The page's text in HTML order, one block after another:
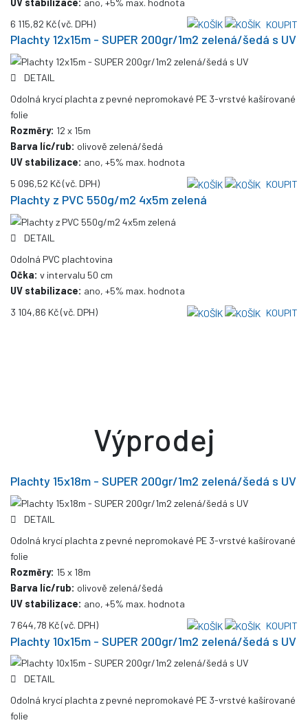
6 115,82 Kč(vč. DPH) KOUPIT
Plachty 12x15m - SUPER 200gr/1m2 zelená/šedá s UV
DETAIL
Odolná krycí plachta z pevné nepromokavé PE 3-vrstvé kašírované
folie
Rozměry: 12 x 15m
Barva líc/rub: olivově zelená/šedá
UV stabilizace: ano, +5% max. hodnota
5 096,52 Kč(vč. DPH) KOUPIT
Plachty z PVC 550g/m2 4x5m zelená
DETAIL
Odolná PVC plachtovina
Očka: v intervalu 50 cm
UV stabilizace: ano, +5% max. hodnota
3 104,86 Kč(vč. DPH) KOUPIT
Výprodej
Plachty 15x18m - SUPER 200gr/1m2 zelená/šedá s UV
DETAIL
Odolná krycí plachta z pevné nepromokavé PE 3-vrstvé kašírované
folie
Rozměry: 15 x 18m
Barva líc/rub: olivově zelená/šedá
UV stabilizace: ano, +5% max. hodnota
7 644,78 Kč(vč. DPH) KOUPIT
Plachty 10x15m - SUPER 200gr/1m2 zelená/šedá s UV
DETAIL
Odolná krycí plachta z pevné nepromokavé PE 3-vrstvé kašírované
folie